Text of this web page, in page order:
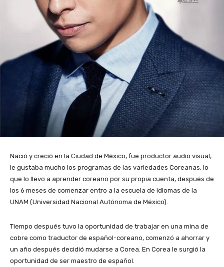
Nació y creció en la Ciudad de México, fue productor audio visual,
le gustaba mucho los programas de las variedades Coreanas, lo
que lo llevo a aprender coreano por su propia cuenta, después de
los 6 meses de comenzar entro a la escuela de idiomas de la
UNAM (Universidad Nacional Autónoma de México).
Tiempo después tuvo la oportunidad de trabajar en una mina de
cobre como traductor de español-coreano, comenzó a ahorrar y
un año después decidió mudarse a Corea. En Corea le surgió la
oportunidad de ser maestro de español.